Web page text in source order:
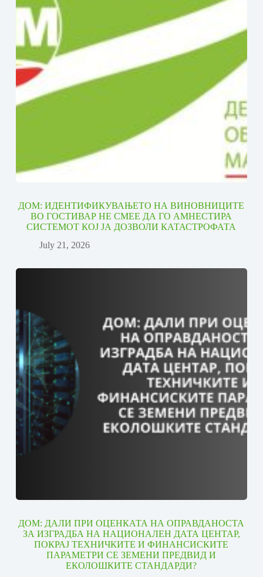
ДОМ: ИДЕНТИФИКУВАЊЕТО НА ВИНОВНИЦИТЕ
ВО ГОСТИВАР НЕ СМЕЕ ДА ГО АМНЕСТИРА
СИСТЕМОТ КОЈ ЈА ДОЗВОЛИ КАТАСТРОФАТА
July 21, 2026
ДОМ: ДАЛИ ПРИ ОЦЕНКАТА НА ОПРАВДАНОСТА
ЗА ИЗГРАДБА НА НАЦИОНАЛЕН ДАТА ЦЕНТАР,
ПОКРАЈ ТЕХНИЧКИТЕ И ФИНАНСИСКИТЕ
ПАРАМЕТРИ СЕ ЗЕМЕНИ ПРЕДВИД И
ЕКОЛОШКИТЕ СТАНДАРДИ?